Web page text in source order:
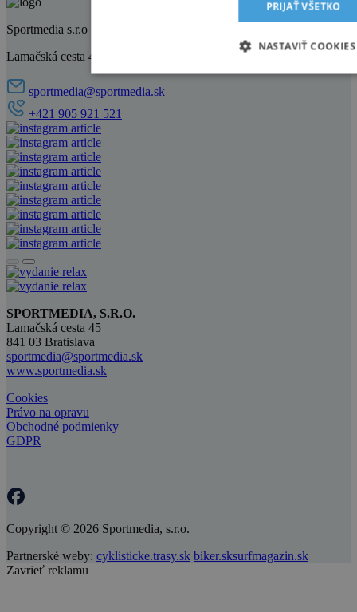
Sportmedia s.r.o
Lamačská cesta 45, 841 03 Bratislava
sportmedia@sportmedia.sk
+421 905 921 521
SPORTMEDIA, S.R.O.
Lamačská cesta 45
841 03 Bratislava
sportmedia@sportmedia.sk
www.sportmedia.sk
Cookies
Právo na opravu
Obchodné podmienky
GDPR
Copyright © 2026 Sportmedia, s.r.o.
Partnerské weby: cyklisticke.trasy.sk biker.sksurfmagazin.sk
Zavrieť reklamu
PRIJAŤ VŠETKO
NASTAVIŤ COOKIES